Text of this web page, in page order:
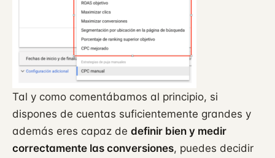
Tal y como comentábamos al principio, si
dispones de cuentas suficientemente grandes y
además eres capaz de definir bien y medir
correctamente las conversiones, puedes decidir